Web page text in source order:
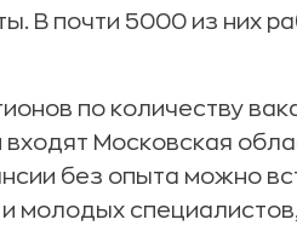
В почти 5000 из них
по количеству
Московская
без опыта можно
молодых